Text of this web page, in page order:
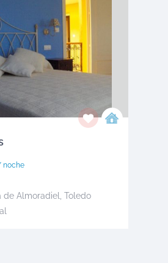
noche
de Almoradiel
Toledo